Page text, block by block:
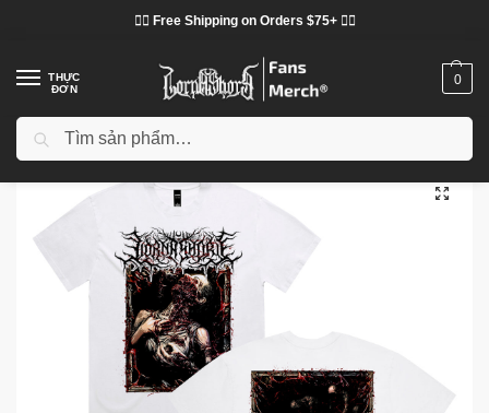
❤️‍🔥 Free Shipping on Orders $75+ ❤️‍🔥
THỰC
ĐƠN
0
Trang chủ / Cửa hàng / Lorna Shore vải